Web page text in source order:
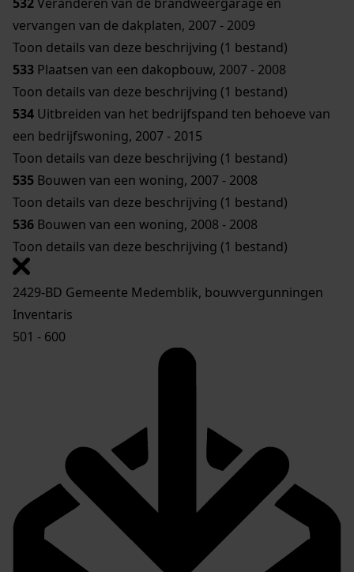
vervangen van de dakplaten, 2007 - 2009
Toon details van deze beschrijving (1 bestand)
533 Plaatsen van een dakopbouw, 2007 - 2008
Toon details van deze beschrijving (1 bestand)
534 Uitbreiden van het bedrijfspand ten behoeve van
een bedrijfswoning, 2007 - 2015
Toon details van deze beschrijving (1 bestand)
535 Bouwen van een woning, 2007 - 2008
Toon details van deze beschrijving (1 bestand)
536 Bouwen van een woning, 2008 - 2008
Toon details van deze beschrijving (1 bestand)
2429-BD Gemeente Medemblik, bouwvergunningen
Inventaris
501 - 600